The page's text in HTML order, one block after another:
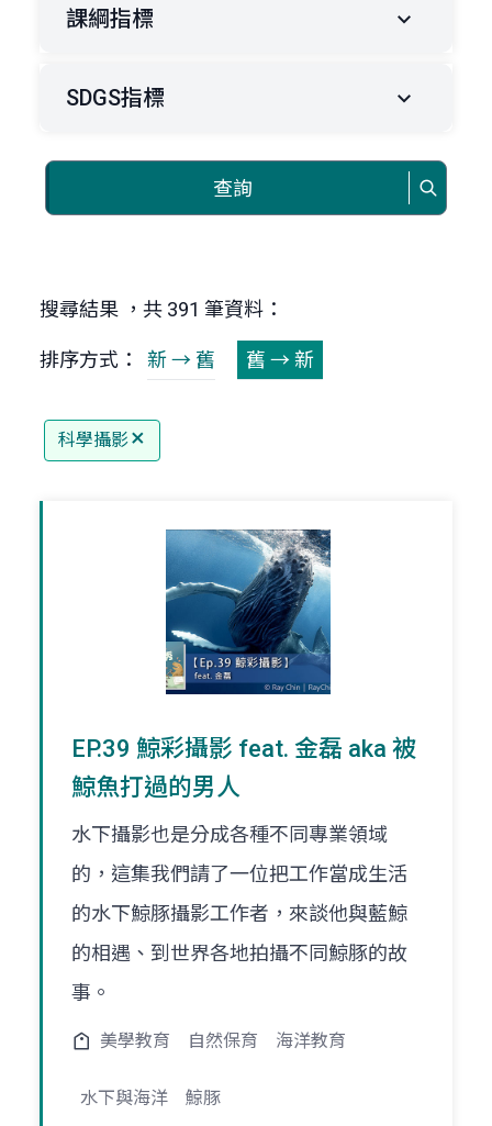
課綱指標
SDGS指標
查詢
搜尋結果 ，共 391 筆資料：
排序方式： 新 → 舊 舊 → 新
科學攝影
EP.39 鯨彩攝影 feat. 金磊 aka 被
鯨魚打過的男人
水下攝影也是分成各種不同專業領域
的，這集我們請了一位把工作當成生活
的水下鯨豚攝影工作者，來談他與藍鯨
的相遇、到世界各地拍攝不同鯨豚的故
事。
美學教育 自然保育 海洋教育
水下與海洋 鯨豚